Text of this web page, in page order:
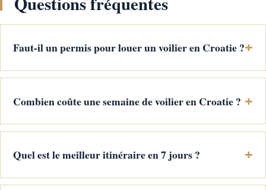
Faut-il un permis pour louer un voilier en Croatie ?
Combien coûte une semaine de voilier en Croatie ?
Quel est le meilleur itinéraire en 7 jours ?